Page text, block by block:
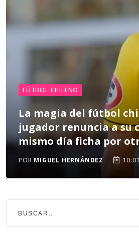
FÚTBOL CHILENO
La magia del fútbol
jugador renuncia a su
mismo día ficha por
POR MIGUEL HERNÁNDEZ